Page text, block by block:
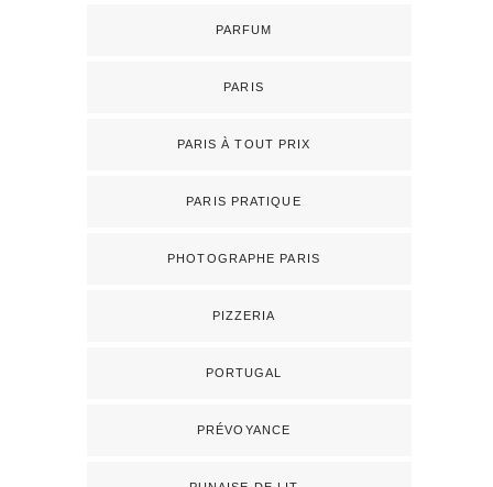
PARFUM
PARIS
PARIS À TOUT PRIX
PARIS PRATIQUE
PHOTOGRAPHE PARIS
PIZZERIA
PORTUGAL
PRÉVOYANCE